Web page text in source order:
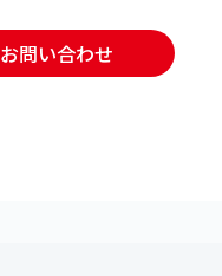
お問い合わせ